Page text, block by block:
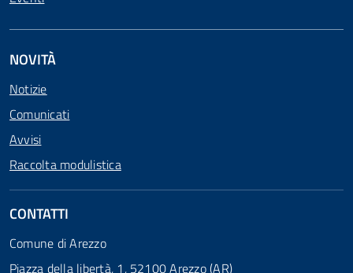
NOVITÀ
Notizie
Comunicati
Avvisi
Raccolta modulistica
CONTATTI
Comune di Arezzo
Piazza della libertà, 1, 52100 Arezzo (AR)